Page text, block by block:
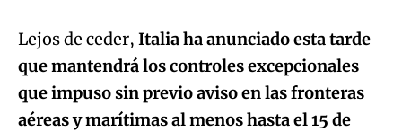
Try again
Lejos de ceder, Italia ha anunciado esta tarde
que mantendrá los controles excepcionales
que impuso sin previo aviso en las fronteras
aéreas y marítimas al menos hasta el 15 de